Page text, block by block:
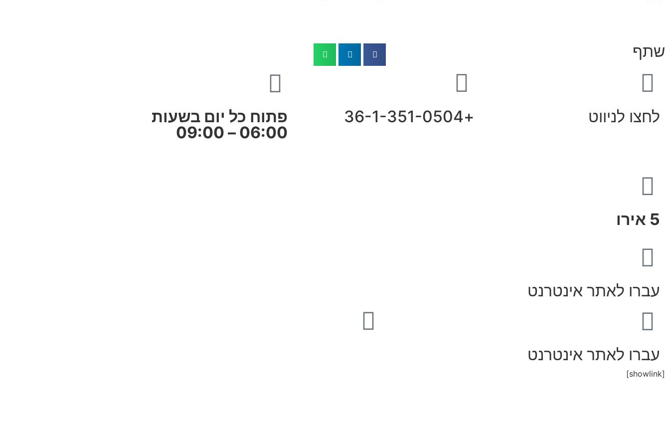
שתף
לחצו לניווט +36-1-351-0504
פתוח כל יום בשעות
06:00 – 09:00
5 אירו
עברו לאתר אינטרנט
עברו לאתר אינטרנט
[showlink]